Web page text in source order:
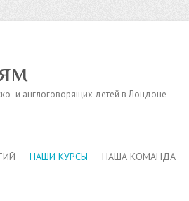
и англоговорящих детей в Лондоне
НАШИ КУРСЫ НАША КОМАНДА